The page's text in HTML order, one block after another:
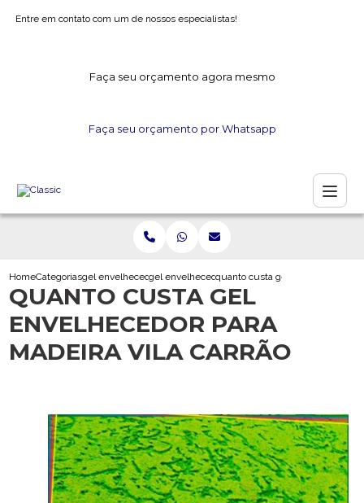
Entre em contato com um de nossos especialistas!
Faça seu orçamento agora mesmo
Faça seu orçamento por Whatsapp
HomeCategoriasgel envelhecedorgel envelhecedor para artesanato
quanto custa gel envelhecedor
QUANTO CUSTA GEL
ENVELHECEDOR PARA
MADEIRA VILA CARRÃO